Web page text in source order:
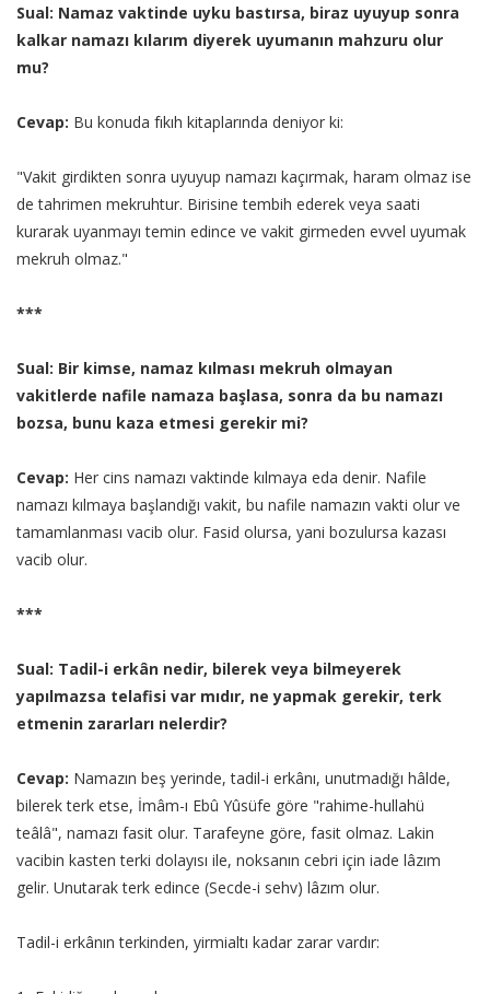
Sual: Namaz vaktinde uyku bastırsa, biraz uyuyup sonra
kalkar namazı kılarım diyerek uyumanın mahzuru olur
mu?
Cevap: Bu konuda fıkıh kitaplarında deniyor ki:
"Vakit girdikten sonra uyuyup namazı kaçırmak, haram olmaz ise
de tahrimen mekruhtur. Birisine tembih ederek veya saati
kurarak uyanmayı temin edince ve vakit girmeden evvel uyumak
mekruh olmaz."
***
Sual: Bir kimse, namaz kılması mekruh olmayan
vakitlerde nafile namaza başlasa, sonra da bu namazı
bozsa, bunu kaza etmesi gerekir mi?
Cevap: Her cins namazı vaktinde kılmaya eda denir. Nafile
namazı kılmaya başlandığı vakit, bu nafile namazın vakti olur ve
tamamlanması vacib olur. Fasid olursa, yani bozulursa kazası
vacib olur.
***
Sual: Tadil-i erkân nedir, bilerek veya bilmeyerek
yapılmazsa telafisi var mıdır, ne yapmak gerekir, terk
etmenin zararları nelerdir?
Cevap: Namazın beş yerinde, tadil-i erkânı, unutmadığı hâlde,
bilerek terk etse, İmâm-ı Ebû Yûsüfe göre "rahime-hullahü
teâlâ", namazı fasit olur. Tarafeyne göre, fasit olmaz. Lakin
vacibin kasten terki dolayısı ile, noksanın cebri için iade lâzım
gelir. Unutarak terk edince (Secde-i sehv) lâzım olur.
Tadil-i erkânın terkinden, yirmialtı kadar zarar vardır: